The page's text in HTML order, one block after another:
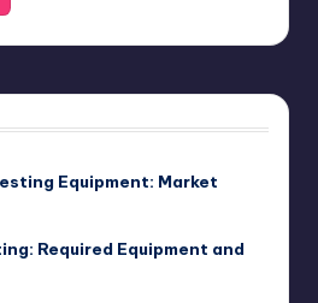
Equipment: Market
Required Equipment and